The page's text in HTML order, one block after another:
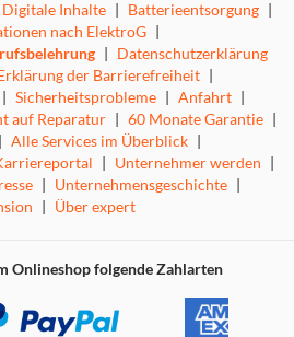
Digitale Inhalte | Batterieentsorgung |
nach ElektroG |
| Datenschutzerklärung
der Barrierefreiheit |
| Sicherheitsprobleme | Anfahrt |
auf Reparatur | 60 Monate Garantie |
| Alle Services im Überblick |
| Unternehmer werden |
| Unternehmensgeschichte |
| Über expert
Onlineshop folgende Zahlarten